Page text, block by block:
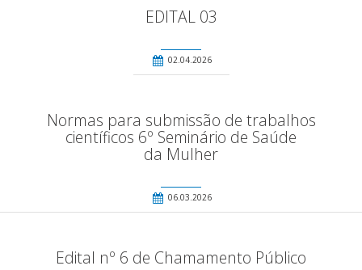
EDITAL 03
02.04.2026
Normas para submissão de trabalhos
científicos 6º Seminário de Saúde
da Mulher
06.03.2026
Edital nº 6 de Chamamento Público